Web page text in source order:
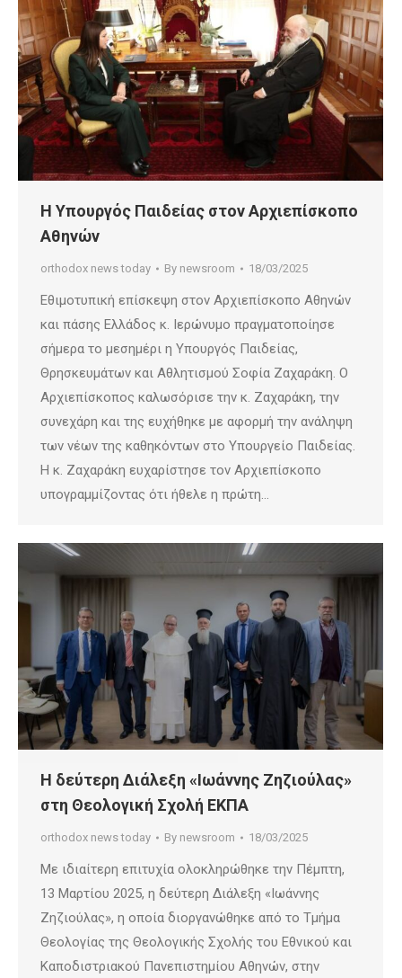
Η Υπουργός Παιδείας στον Αρχιεπίσκοπο
Αθηνών
orthodox news today By newsroom 18/03/2025
Εθιμοτυπική επίσκεψη στον Αρχιεπίσκοπο Αθηνών
και πάσης Ελλάδος κ. Ιερώνυμο πραγματοποίησε
σήμερα το μεσημέρι η Υπουργός Παιδείας,
Θρησκευμάτων και Αθλητισμού Σοφία Ζαχαράκη. Ο
Αρχιεπίσκοπος καλωσόρισε την κ. Ζαχαράκη, την
συνεχάρη και της ευχήθηκε με αφορμή την ανάληψη
των νέων της καθηκόντων στο Υπουργείο Παιδείας.
Η κ. Ζαχαράκη ευχαρίστησε τον Αρχιεπίσκοπο
υπογραμμίζοντας ότι ήθελε η πρώτη…
Η δεύτερη Διάλεξη «Ιωάννης Ζηζιούλας»
στη Θεολογική Σχολή ΕΚΠΑ
orthodox news today By newsroom 18/03/2025
Με ιδιαίτερη επιτυχία ολοκληρώθηκε την Πέμπτη,
13 Μαρτίου 2025, η δεύτερη Διάλεξη «Ιωάννης
Ζηζιούλας», η οποία διοργανώθηκε από το Τμήμα
Θεολογίας της Θεολογικής Σχολής του Εθνικού και
Καποδιστριακού Πανεπιστημίου Αθηνών, στην